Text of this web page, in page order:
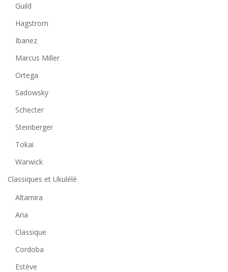
Guild
Hagstrom
Ibanez
Marcus Miller
Ortega
Sadowsky
Schecter
Steinberger
Tokai
Warwick
Classiques et Ukulélé
Altamira
Aria
Classique
Cordoba
Estève